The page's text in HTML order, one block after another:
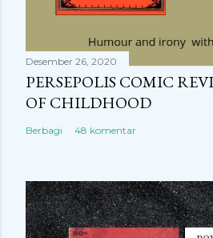
Desember 26, 2020
PERSEPOLIS COMIC
OF CHILDHOOD
Berbagi 48 komentar